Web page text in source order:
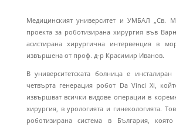
Медицинският университет и УМБАЛ „Св.
проекта за роботизирана хирургия във
асистирана хирургична интервенция в
извършена от проф. д-р Красимир Иванов.
В университетската болница е инсталиран
четвърта генерация робот Da Vinci Xi,
извършват всички видове операции в
хирургия, в урологията и гинекологията.
роботизирана система в България,